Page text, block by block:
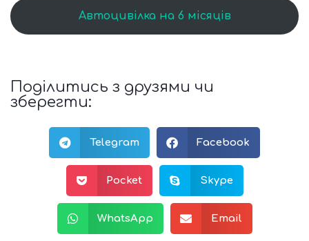
Автоцивілка на 6 місяців
Поділитись з друзями чи
зберегти:
Telegram Facebook
Pocket Skype
WhatsApp Email